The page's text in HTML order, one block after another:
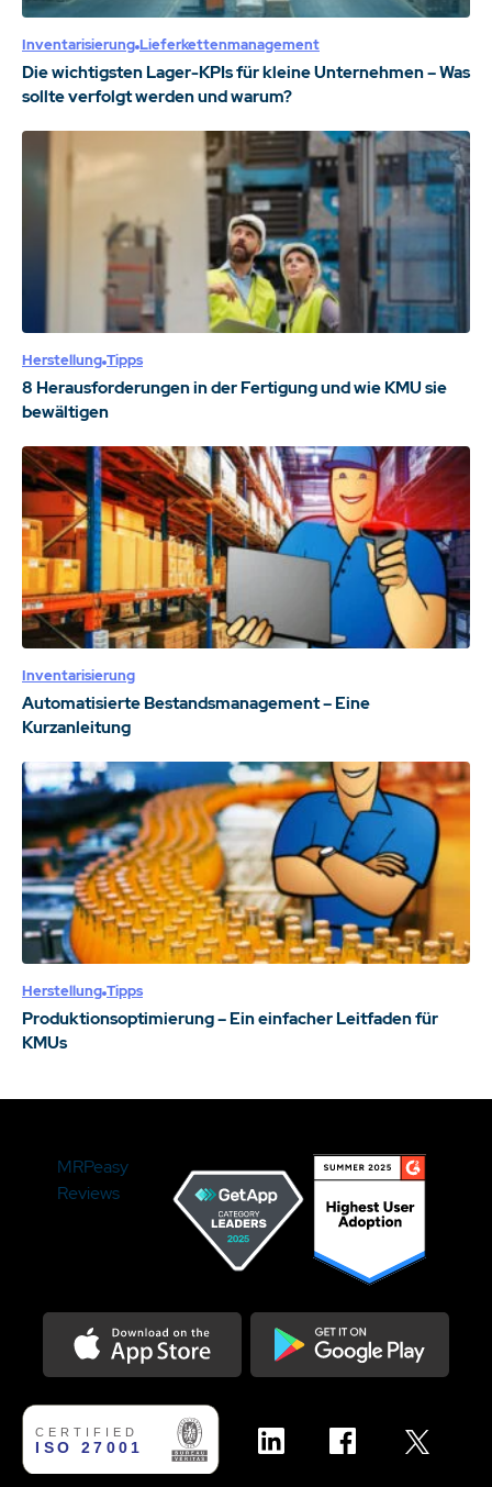
Inventarisierung Lieferkettenmanagement
Die wichtigsten Lager-KPIs für kleine Unternehmen – Was
sollte verfolgt werden und warum?
Herstellung Tipps
8 Herausforderungen in der Fertigung und wie KMU sie
bewältigen
Inventarisierung
Automatisierte Bestandsmanagement – Eine
Kurzanleitung
Herstellung Tipps
Produktionsoptimierung – Ein einfacher Leitfaden für
KMUs
MRPeasy
Reviews